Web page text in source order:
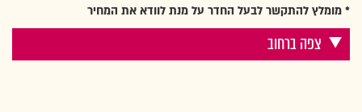
* מומלץ להתקשר לבעל החדר על מנת לוודא את המחיר
צפה ברחוב